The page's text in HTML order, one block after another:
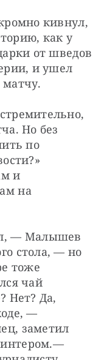
кивнул,
как у
от шведов
и ушел
матчу.
Но без
по
и
на
— Малышев
стола, — но
тоже
чай
Нет? Да,
—
заметил